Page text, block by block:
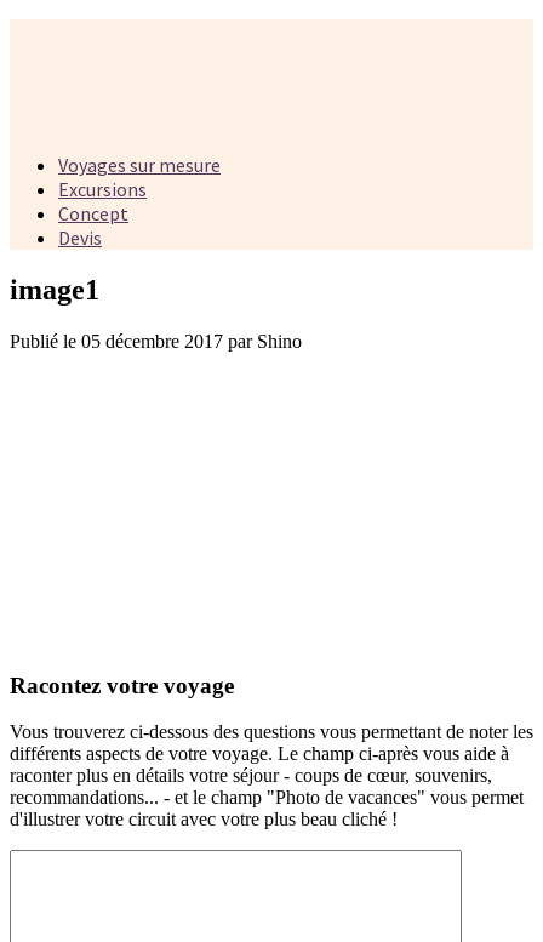
Voyages sur mesure
Excursions
Concept
Devis
image1
Publié le 05 décembre 2017 par Shino
Racontez votre voyage
Vous trouverez ci-dessous des questions vous permettant de noter les
différents aspects de votre voyage. Le champ ci-après vous aide à
raconter plus en détails votre séjour - coups de cœur, souvenirs,
recommandations... - et le champ "Photo de vacances" vous permet
d'illustrer votre circuit avec votre plus beau cliché !